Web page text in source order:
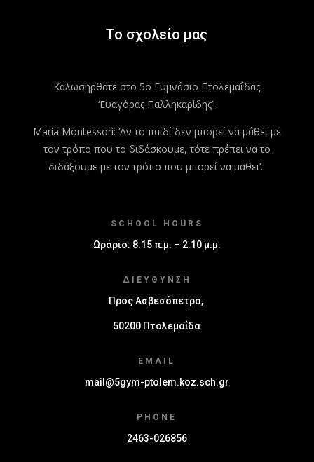
Το σχολείο μας
Καλωσήρθατε στο 5ο Γυμνάσιο Πτολεμαΐδας
‘Ευαγόρας Παλληκαρίδης’!
Maria Montessori: ‘Αν το παιδί δεν μπορεί να μάθει με
τον τρόπο που το διδάσκουμε, τότε πρέπει να το
διδάξουμε με τον τρόπο που μπορεί να μάθει’.
SCHOOL HOURS
Ωράριο: 8:15 π.μ. – 2:10 μ.μ.
ΔΙΕΎΘΥΝΣΗ
Προς Ασβεσόπετρα,
50200 Πτολεμαΐδα
EMAIL
mail@5gym-ptolem.koz.sch.gr
PHONE
2463-026856